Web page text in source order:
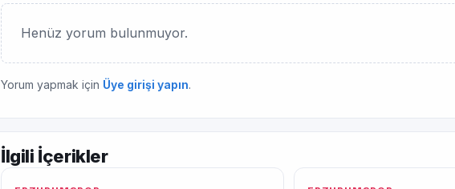
Henüz yorum bulunmuyor.
Yorum yapmak için Üye girişi yapın.
İlgili İçerikler